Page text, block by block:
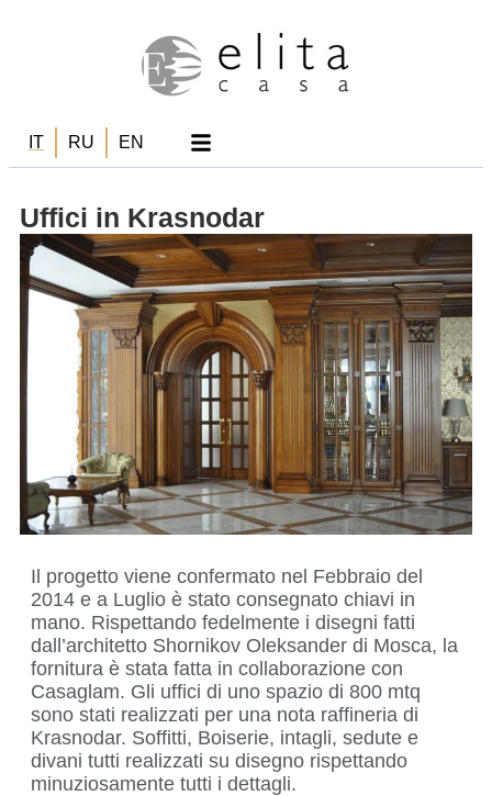
IT RU EN
Uffici in Krasnodar
Il progetto viene confermato nel Febbraio del
2014 e a Luglio è stato consegnato chiavi in
mano. Rispettando fedelmente i disegni fatti
dall’architetto Shornikov Oleksander di Mosca, la
fornitura è stata fatta in collaborazione con
Casaglam. Gli uffici di uno spazio di 800 mtq
sono stati realizzati per una nota raffineria di
Krasnodar. Soffitti, Boiserie, intagli, sedute e
divani tutti realizzati su disegno rispettando
minuziosamente tutti i dettagli.